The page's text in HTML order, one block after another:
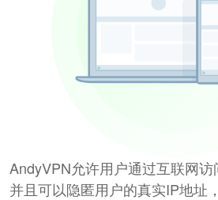
AndyVPN允许用户通过互联网访
并且可以隐匿用户的真实IP地址